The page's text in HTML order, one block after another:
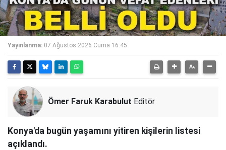
Yayınlanma: 07 Ağustos 2026 Cuma 16:45
Ömer Faruk Karabulut Editör
Konya'da bugün yaşamını yitiren kişilerin listesi
açıklandı.